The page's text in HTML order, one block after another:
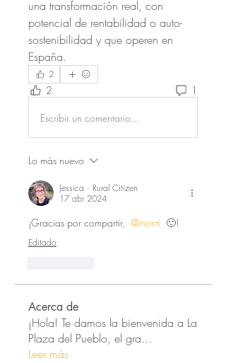
una transformación real, con
potencial de rentabilidad o auto-
sostenibilidad y que operen en
España.
2
2 1
Escribir un comentario...
Lo más nuevo
Jessica · Rural Citizen
17 abr 2024
¡Gracias por compartir, @monti 🙂!
Editado
Acerca de
¡Hola! Te damos la bienvenida a La
Plaza del Pueblo, el gra...
Leer más